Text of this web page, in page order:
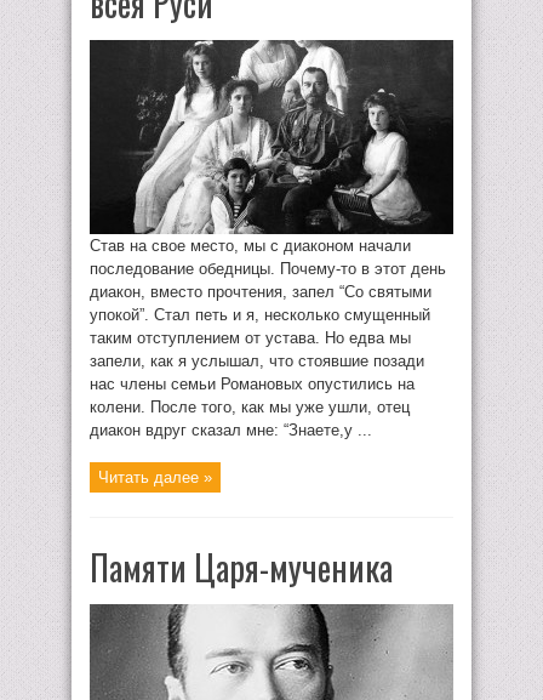
Став на свое место, мы с диаконом начали
последование обедницы. Почему-то в этот день
диакон, вместо прочтения, запел “Со святыми
упокой”. Стал петь и я, несколько смущенный
таким отступлением от устава. Но едва мы
запели, как я услышал, что стоявшие позади
нас члены семьи Романовых опустились на
колени. После того, как мы уже ушли, отец
диакон вдруг сказал мне: “Знаете,у ...
Читать далее »
Памяти Царя-мученика